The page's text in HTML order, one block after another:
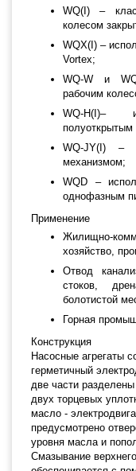
WQ(I) –
колесом
WQX(I) –
Vortex;
WQ-W и
рабочим
WQ-H(I)–
полуоткрытым
WQ-JY(I) –
механизмом;
WQD –
однофазным
Применение
Жилищно-
хозяйство,
Отвод
стоков,
болотистой
Горная
Конструкция
Насосные агрегаты
герметичный
две части
двух торцевых
масло -
предусмотрено
уровня масла и
Смазывание